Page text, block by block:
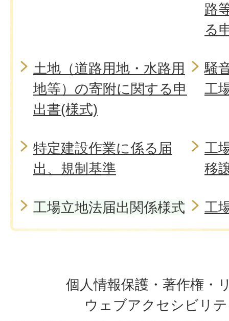
路
る
土地（道路用地・水路用
地等）の寄附に関する申
出書(様式)
騒
工
特定建設作業に係る届
出、規制基準
工
移
工場立地法届出関係様式 工
個人情報保護・著作権・
ウェブアクセシビリ